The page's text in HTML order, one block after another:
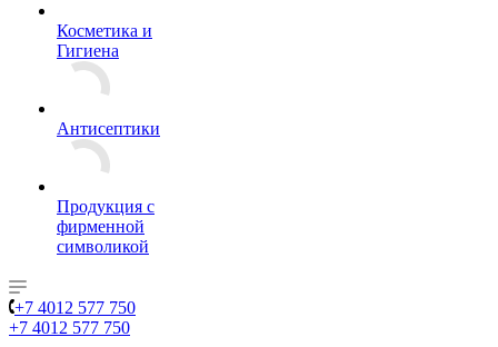
Косметика и
Гигиена
Антисептики
Продукция с
фирменной
символикой
+7 4012 577 750
+7 4012 577 750